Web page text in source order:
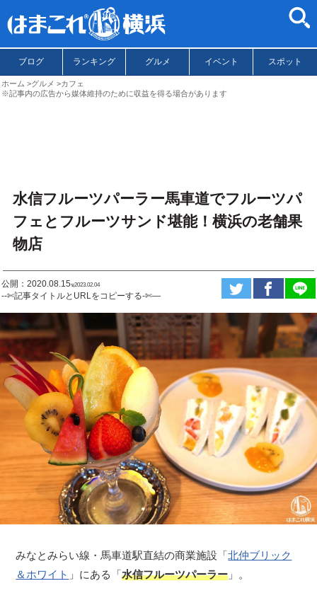
ブログ ランキング グルメ イベント スポット
ホーム グルメ
カフェ
※記事内の広告から媒体維持のために収益を得る場合があります
水信フルーツパーラー馬車道でフルーツパ
フェとフルーツサンド堪能！横浜の老舗果
物店
公開：2020.08.15ಇ2023.02.04
--✄記事タイトルとURLをコピーする-✄—
みなとみらい線・馬車道駅直結の商業施設「北仲ブリック
＆ホワイト 」にある「水信フルーツパーラー 」。